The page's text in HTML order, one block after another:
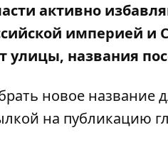
активно
империей
улицы, названия
новое название
на публикацию